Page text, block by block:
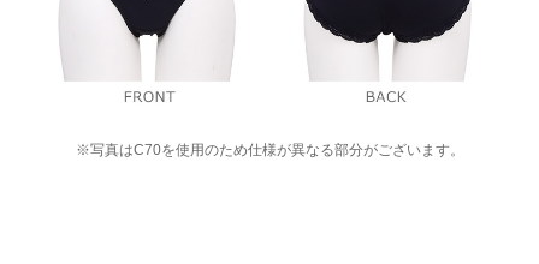
※写真はC70を使用のため仕様が異なる部分がございます。